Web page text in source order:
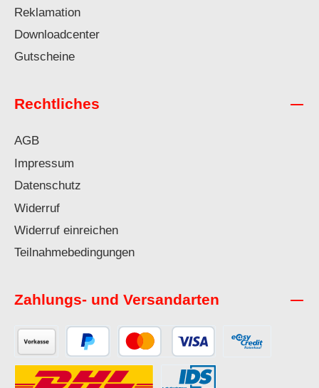
Reklamation
Downloadcenter
Gutscheine
Rechtliches
AGB
Impressum
Datenschutz
Widerruf
Widerruf einreichen
Teilnahmebedingungen
Zahlungs- und Versandarten